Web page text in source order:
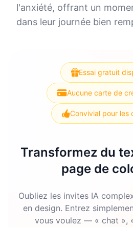
l'anxiété, offrant un
dans leur journée bien
Essai gratuit
Aucune carte de
Convivial pour les
Transformez du
page de
Oubliez les invites IA
en design. Entrez
vous voulez — « chat »,